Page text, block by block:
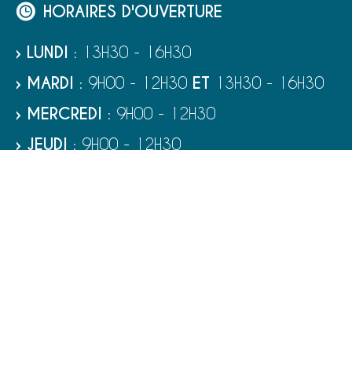
HORAIRES D'OUVERTURE
› LUNDI : 13H30 - 16H30
› MARDI : 9H00 - 12H30 ET 13H30 - 16H30
› MERCREDI : 9H00 - 12H30
› JEUDI : 9H00 - 12H30